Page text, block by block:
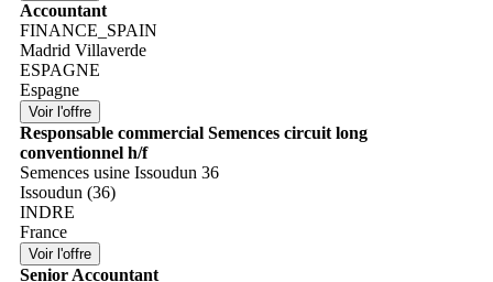
Accountant
FINANCE_SPAIN
Madrid Villaverde
ESPAGNE
Espagne
Responsable commercial Semences circuit long
conventionnel h/f
Semences usine Issoudun 36
Issoudun (36)
INDRE
France
Senior Accountant